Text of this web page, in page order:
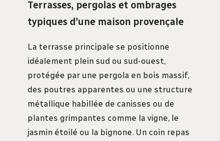
Terrasses, pergolas et ombrages
typiques d’une maison provençale
La terrasse principale se positionne
idéalement plein sud ou sud-ouest,
protégée par une pergola en bois massif,
des poutres apparentes ou une structure
métallique habillée de canisses ou de
plantes grimpantes comme la vigne, le
jasmin étoilé ou la bignone. Un coin repas